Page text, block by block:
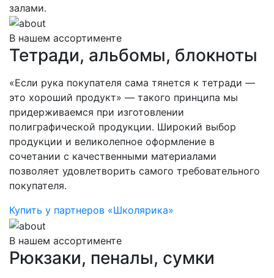
залами.
В нашем ассортименте
Тетради, альбомы, блокноты
«Если рука покупателя сама тянется к тетради —
это хороший продукт» — такого принципа мы
придерживаемся при изготовлении
полиграфической продукции. Широкий выбор
продукции и великолепное оформление в
сочетании с качественными материалами
позволяет удовлетворить самого требовательного
покупателя.
Купить у партнеров «Школярика»
В нашем ассортименте
Рюкзаки, пеналы, сумки